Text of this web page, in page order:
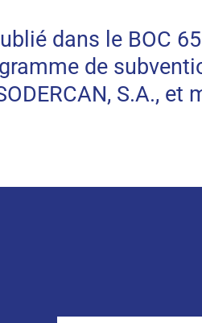
dans le BOC
de
S.A., et